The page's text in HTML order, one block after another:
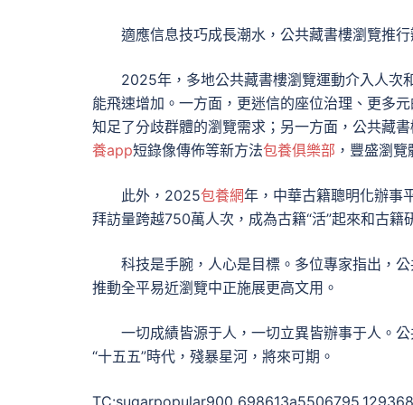
適應信息技巧成長潮水，公共藏書樓瀏覽推
2025年，多地公共藏書樓瀏覽運動介入人次
能飛速增加。一方面，更迷信的座位治理、更多
知足了分歧群體的瀏覽需求；另一方面，公共藏
養app短錄像傳佈等新方法包養俱樂部 ，豐盛瀏覽
此外，2025包養網年，中華古籍聰明化辦事
拜訪量跨越750萬人次，成為古籍“活”起來和古籍
科技是手腕，人心是目標。多位專家指出，
推動全平易近瀏覽中正施展更高文用。
一切成績皆源于人，一切立異皆辦事于人。
“十五五”時代，殘暴星河，將來可期。
TC:sugarpopular900